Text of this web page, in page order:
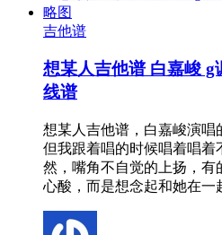
吉他谱
想某人吉他谱 白嘉峻
线谱
想某人吉他谱，白嘉峻演唱
但我跟着唱的时候唱着唱着
然，嘴角不自觉的上扬，有
心酸，而是想念起和她在